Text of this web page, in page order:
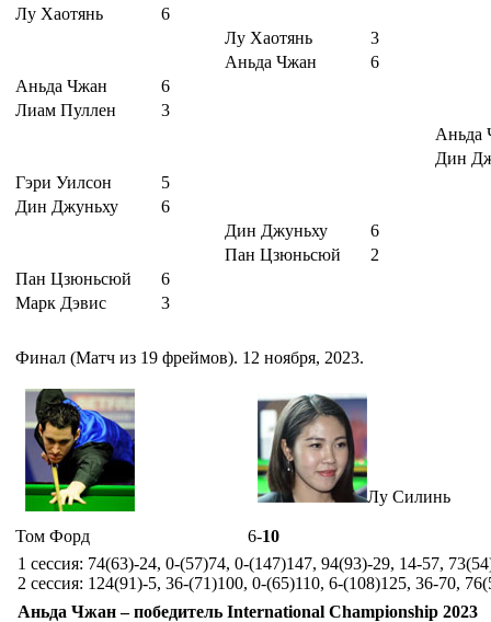
Лу Хаотянь
6
Лу Хаотянь
3
Аньда Чжан
6
Аньда Чжан
6
Лиам Пуллен
3
Аньда
Дин
Гэри Уилсон
5
Дин Джуньху
6
Дин Джуньху
6
Пан Цзюньсюй
2
Пан Цзюньсюй
6
Марк Дэвис
3
Финал (Матч из 19 фреймов). 12 ноября, 2023.
Лу Силинь
Том Форд 6-10
1 сессия: 74(63)-24, 0-(57)74, 0-(147)147, 94(93)-29, 14-57,
2 сессия: 124(91)-5, 36-(71)100, 0-(65)110, 6-(108)125, 36-70,
Аньда Чжан – победитель International Championship 2023